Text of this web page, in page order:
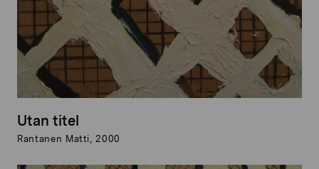
Utan titel
Rantanen Matti, 2000